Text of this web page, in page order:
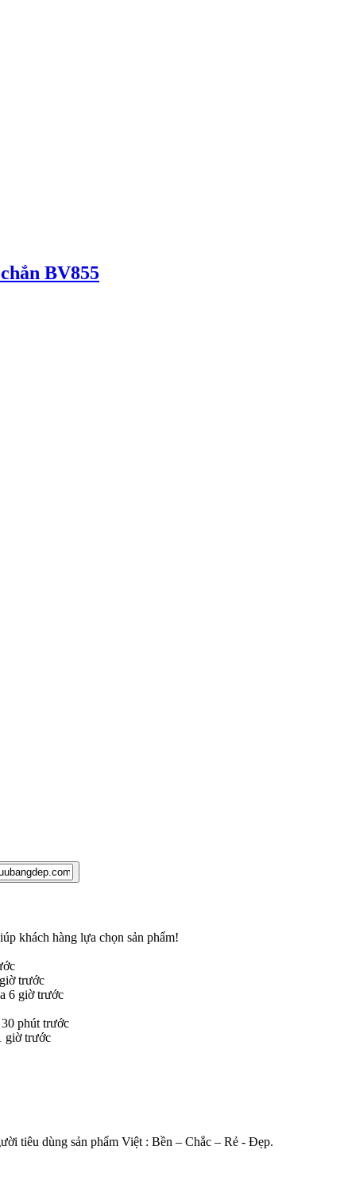
BV855
khách hàng lựa chọn sản phẩm!
trước
6 giờ trước
phút trước
giờ trước
tiêu dùng sản phẩm Việt : Bền – Chắc – Rẻ - Đẹp.